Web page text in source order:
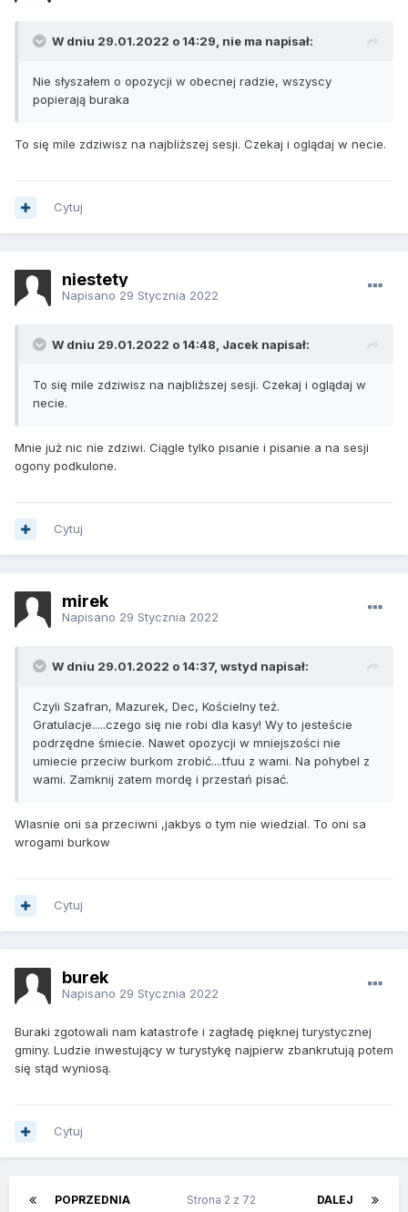
W dniu 29.01.2022 o 14:29, nie ma napisał:
Nie słyszałem o opozycji w obecnej radzie, wszyscy
popierają buraka
To się mile zdziwisz na najbliższej sesji. Czekaj i oglądaj w necie.
Cytuj
niestety
Napisano 29 Stycznia 2022
W dniu 29.01.2022 o 14:48, Jacek napisał:
To się mile zdziwisz na najbliższej sesji. Czekaj i oglądaj w
necie.
Mnie już nic nie zdziwi. Ciągle tylko pisanie i pisanie a na sesji
ogony podkulone.
Cytuj
mirek
Napisano 29 Stycznia 2022
W dniu 29.01.2022 o 14:37, wstyd napisał:
Czyli Szafran, Mazurek, Dec, Kościelny też.
Gratulacje.....czego się nie robi dla kasy! Wy to jesteście
podrzędne śmiecie. Nawet opozycji w mniejszości nie
umiecie przeciw burkom zrobić....tfuu z wami. Na pohybel z
wami. Zamknij zatem mordę i przestań pisać.
Wlasnie oni sa przeciwni ,jakbys o tym nie wiedzial. To oni sa
wrogami burkow
Cytuj
burek
Napisano 29 Stycznia 2022
Buraki zgotowali nam katastrofe i zagładę pięknej turystycznej
gminy. Ludzie inwestujący w turystykę najpierw zbankrutują potem
się stąd wyniosą.
Cytuj
POPRZEDNIA DALEJ
Strona 2 z 72